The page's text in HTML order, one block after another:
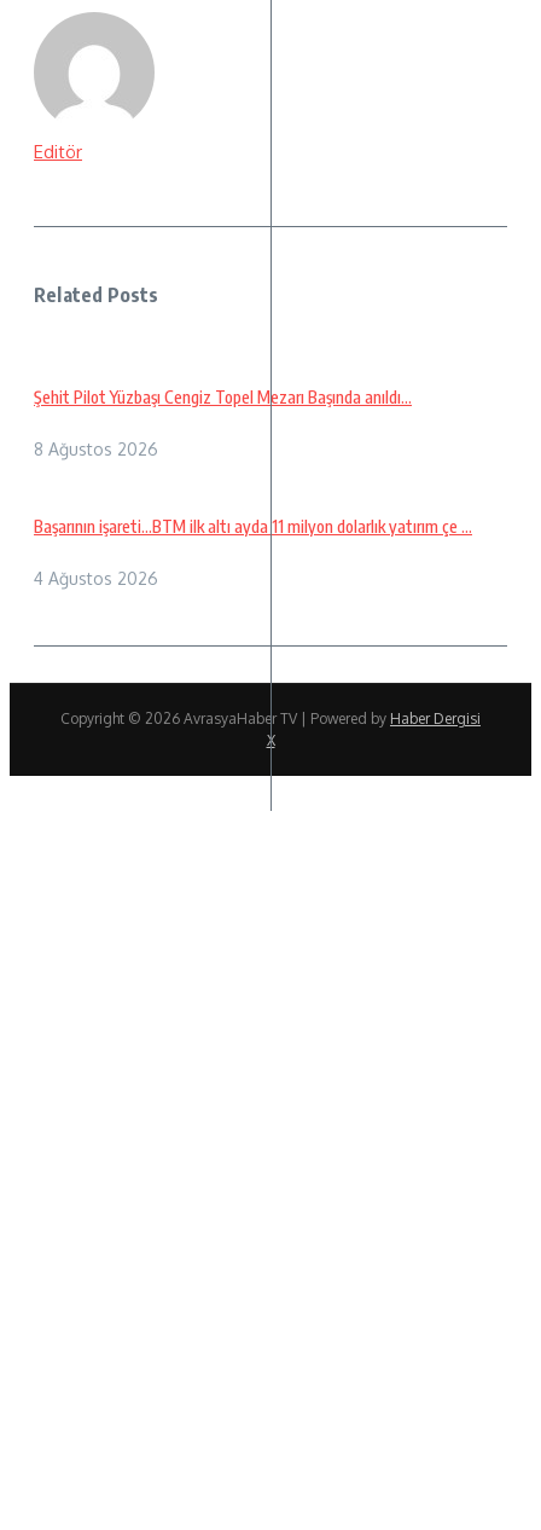
Editör
Related Posts
Şehit Pilot Yüzbaşı Cengiz Topel Mezarı Başında anıldı…
8 Ağustos 2026
Başarının işareti…BTM ilk altı ayda 11 milyon dolarlık yatırım çe ...
4 Ağustos 2026
Copyright © 2026 AvrasyaHaber TV | Powered by Haber Dergisi
X